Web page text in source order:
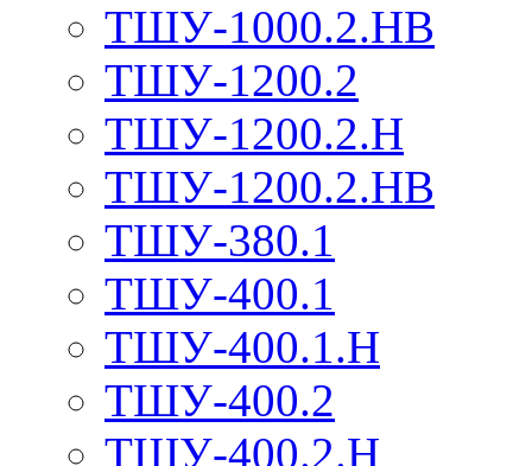
ТШУ-1000.2.НВ
ТШУ-1200.2
ТШУ-1200.2.Н
ТШУ-1200.2.НВ
ТШУ-380.1
ТШУ-400.1
ТШУ-400.1.Н
ТШУ-400.2
ТШУ-400.2.Н